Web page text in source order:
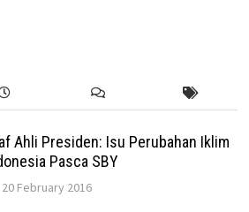
Ahli Presiden: Isu Perubahan Iklim
Pasca SBY
20 February 2016